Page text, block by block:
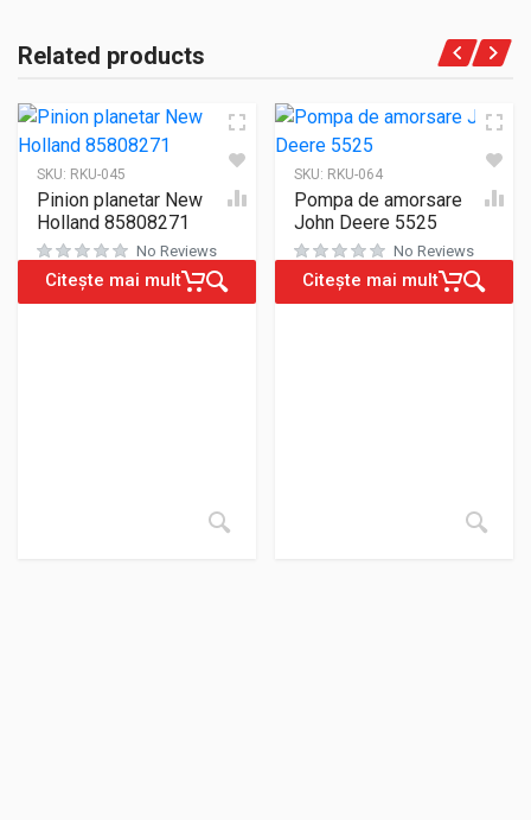
Related products
SKU: RKU-045
Pinion planetar New
Holland 85808271
No Reviews
Citește mai mult
SKU: RKU-064
Pompa de amorsare
John Deere 5525
No Reviews
Citește mai mult